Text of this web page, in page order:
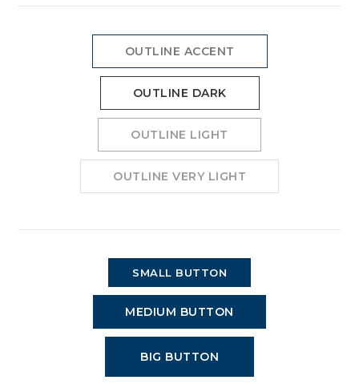
OUTLINE ACCENT
OUTLINE DARK
OUTLINE LIGHT
OUTLINE VERY LIGHT
SMALL BUTTON
MEDIUM BUTTON
BIG BUTTON